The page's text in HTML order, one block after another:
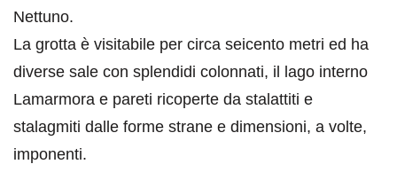
Nettuno.
La grotta è visitabile per circa seicento metri ed ha
diverse sale con splendidi colonnati, il lago interno
Lamarmora e pareti ricoperte da stalattiti e
stalagmiti dalle forme strane e dimensioni, a volte,
imponenti.